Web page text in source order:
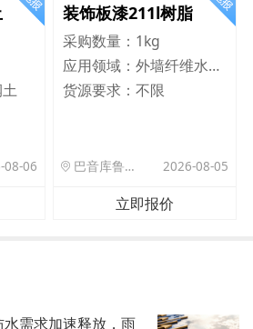
08-06
装饰板漆211l树脂
采购数量： 1kg
应用领域：
外墙纤维水泥板
货源要求：不限
巴音库鲁提镇,托帕口岸六号库房 2026-08-05
立即报价
需求加速释放，雨